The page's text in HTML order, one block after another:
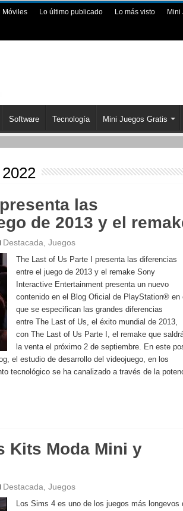
Móviles Lo último publicado Lo más visto Mini
Software Tecnología Mini Juegos Gratis
las
de 2013 y el
Destacada Juegos
The Last of Us Parte I presenta las diferencias
entre el juego de 2013 y el remake Sony
Interactive Entertainment presenta un nuevo
contenido en el Blog Oficial de PlayStation® en
que se especifican las grandes diferencias
entre The Last of Us, el éxito mundial de 2013,
con The Last of Us Parte I, el remake que
la venta el próximo 2 de septiembre. En este
el estudio de desarrollo del videojuego, en los
tecnológico se ha canalizado a través de la
Kits Moda Mini y
Destacada Juegos
Los Sims 4 es uno de los juegos más longevos